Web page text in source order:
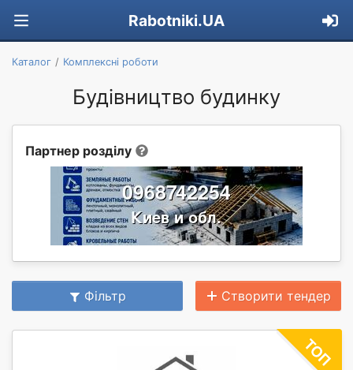
Rabotniki.UA
Каталог Комплексні роботи
Будівництво будинку
Партнер розділу
Фільтр Створити тендер